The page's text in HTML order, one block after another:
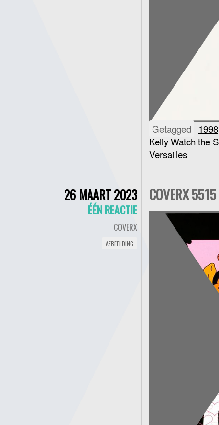
Getagged 1998
Kelly Watch the
Versailles
26 MAART 2023
ÉÉN REACTIE
COVERX
AFBEELDING
COVERX